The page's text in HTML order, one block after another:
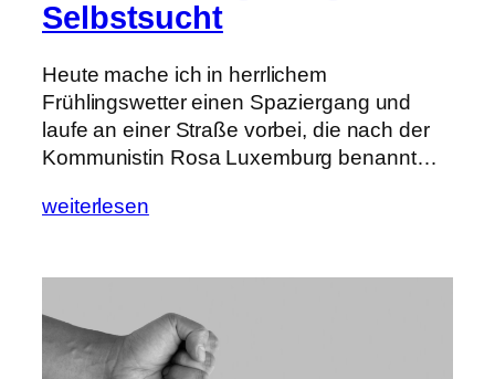
Selbstsucht
Heute mache ich in herrlichem
Frühlingswetter einen Spaziergang und
laufe an einer Straße vorbei, die nach der
Kommunistin Rosa Luxemburg benannt…
weiterlesen